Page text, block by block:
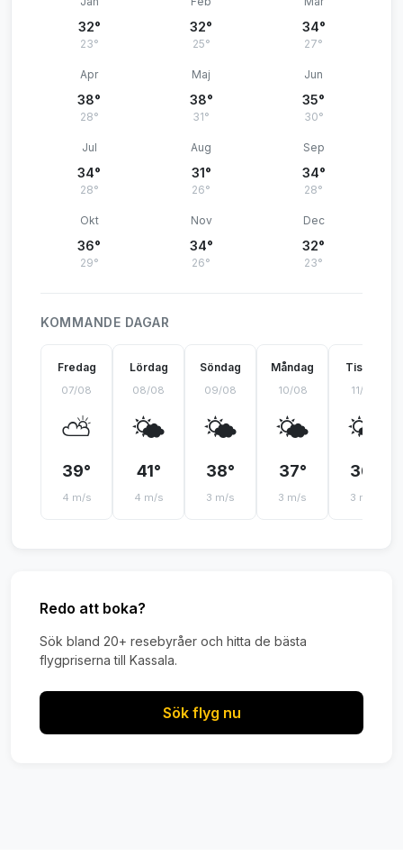
32°
23°
32°
25°
34°
27°
Apr
38°
28°
Maj
38°
31°
Jun
35°
30°
Jul
34°
28°
Aug
31°
26°
Sep
34°
28°
Okt
36°
29°
Nov
34°
26°
Dec
32°
23°
KOMMANDE DAGAR
Fredag
07/08
⛅
39°
4 m/s
Lördag
08/08
🌤️
41°
4 m/s
Söndag
09/08
🌤️
38°
3 m/s
Måndag
10/08
🌤️
37°
3 m/s
Tisdag
11/08
🌤️
36°
3 m/s
Redo att boka?
Sök bland 20+ resebyråer och hitta de bästa
flygpriserna till Kassala.
Sök flyg nu